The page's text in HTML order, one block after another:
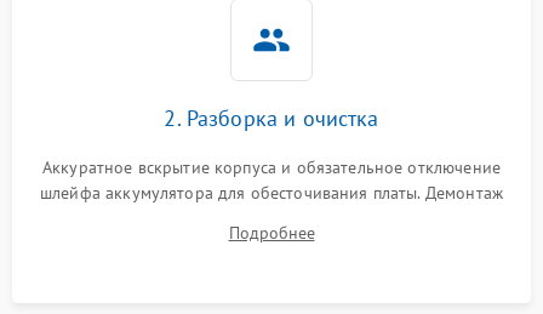
2000 ₽
Проблемы Wi‑Fi или
2500 ₽
2. Разборка и очистка
Аккуратное вскрытие корпуса и обязательное отключение
шлейфа аккумулятора для обесточивания платы. Демонтаж
высохшей термопасты с кристаллов чипов.
Подробнее